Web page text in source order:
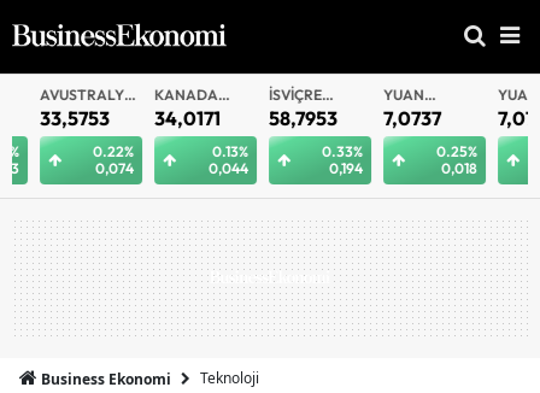
AVUSTRALYA
DOLARI
33,5753
0.22%
0,074
KANADA
DOLARI
34,0171
0.13%
0,044
İSVIÇRE
FRANKI
58,7953
0.33%
0,194
YUAN
OFFSHORE
7,0737
0.25%
0,018
YUAN
7,0726
Business Ekonomi Teknoloji